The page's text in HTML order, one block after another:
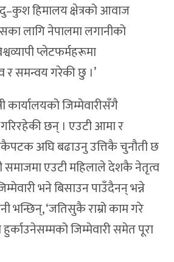
हिमालय क्षेत्रको आवाज
लागि नेपालमा लगानीको
प्लेटफर्महरूमा
र समन्वय गरेकी छु ।’
कार्यालयको जिम्मेवारीसँगै
छन् । एउटी आमा र
अघि बढाउनु उत्तिकै चुनौती छ
समाजमा एउटी महिलाले देशकै नेतृत्व
भने बिसाउन पाउँदैनन् भन्ने
‘जतिसुकै राम्रो काम गरे
जिम्मेवारी समेत पूरा